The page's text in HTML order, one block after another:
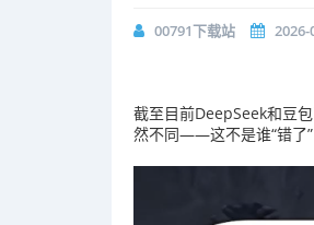
00791下载站 2026-
截至目前DeepSeek和豆
然不同——这不是谁“错了”